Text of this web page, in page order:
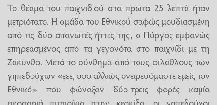
Το θέαμα του παιχνιδιού στα πρώτα 25 λεπτά ήταν
μετριότατο. Η ομάδα του Εθνικού σαφώς μουδιασμένη
από τις δύο απανωτές ήττες της, ο Πύργος εμφανώς
επηρεασμένος από τα γεγονότα στο παιχνίδι με τη
Ζάκυνθο. Μετά το σύνθημα από τους φιλάθλους των
γηπεδούχων «εεε, οοο αλλιώς ονειρευόμαστε εμείς τον
Εθνικό» που φώναξαν δύο-τρεις φορές καμία
εικοσαριά πιτσιρίκια στην κερκίδα, οι γηπεδούχοι